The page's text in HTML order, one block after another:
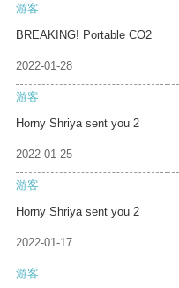
游客
BREAKING! Portable CO2
2022-01-28
游客
Horny Shriya sent you 2
2022-01-25
游客
Horny Shriya sent you 2
2022-01-17
游客